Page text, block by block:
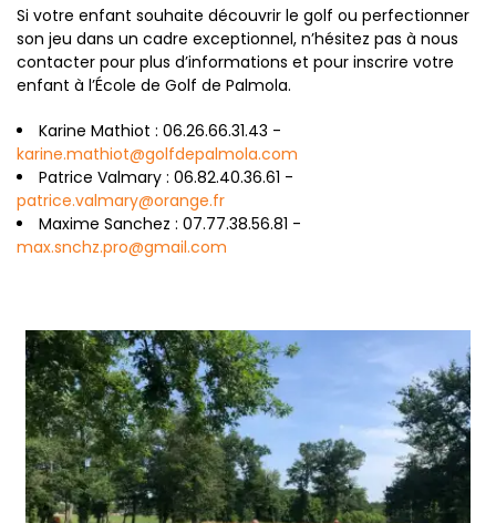
Si votre enfant souhaite découvrir le golf ou perfectionner
son jeu dans un cadre exceptionnel, n’hésitez pas à nous
contacter pour plus d’informations et pour inscrire votre
enfant à l’École de Golf de Palmola.
Karine Mathiot : 06.26.66.31.43 -
karine.mathiot@golfdepalmola.com
Patrice Valmary : 06.82.40.36.61 -
patrice.valmary@orange.fr
Maxime Sanchez : 07.77.38.56.81 -
max.snchz.pro@gmail.com